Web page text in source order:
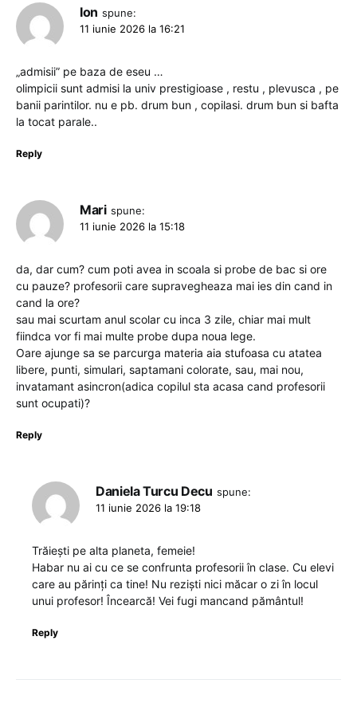
Ion spune:
11 iunie 2026 la 16:21
„admisii” pe baza de eseu …
olimpicii sunt admisi la univ prestigioase , restu , plevusca , pe
banii parintilor. nu e pb. drum bun , copilasi. drum bun si bafta
la tocat parale..
Reply
Mari spune:
11 iunie 2026 la 15:18
da, dar cum? cum poti avea in scoala si probe de bac si ore
cu pauze? profesorii care supravegheaza mai ies din cand in
cand la ore?
sau mai scurtam anul scolar cu inca 3 zile, chiar mai mult
fiindca vor fi mai multe probe dupa noua lege.
Oare ajunge sa se parcurga materia aia stufoasa cu atatea
libere, punti, simulari, saptamani colorate, sau, mai nou,
invatamant asincron(adica copilul sta acasa cand profesorii
sunt ocupati)?
Reply
Daniela Turcu Decu spune:
11 iunie 2026 la 19:18
Trăiești pe alta planeta, femeie!
Habar nu ai cu ce se confrunta profesorii în clase. Cu elevi
care au părinți ca tine! Nu reziști nici măcar o zi în locul
unui profesor! Încearcă! Vei fugi mancand pământul!
Reply